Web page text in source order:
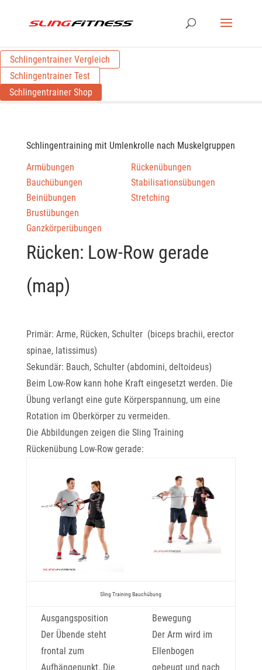
Schlingentrainer Vergleich
Schlingentrainer Test
Schlingentrainer Shop
Schlingentraining mit Umlenkrolle nach Muskelgruppen
Armübungen
Bauchübungen
Beinübungen
Brustübungen
Ganzkörperübungen
Rückenübungen
Stabilisationsübungen
Stretching
Rücken: Low-Row gerade
(map)
Primär: Arme, Rücken, Schulter (biceps brachii, erector
spinae, latissimus)
Sekundär: Bauch, Schulter (abdomini, deltoideus)
Beim Low-Row kann hohe Kraft eingesetzt werden. Die
Übung verlangt eine gute Körperspannung, um eine
Rotation im Oberkörper zu vermeiden.
Die Abbildungen zeigen die Sling Training
Rückenübung Low-Row gerade:
Sling Training Bauchübung
Ausgangsposition
Der Übende steht
frontal zum
Aufhängepunkt. Die
Bewegung
Der Arm wird im
Ellenbogen
gebeugt und nach